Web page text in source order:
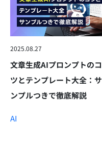
2025.08.27
文章生成AIプロンプトのコ
ツとテンプレート大全：サ
ンプルつきで徹底解説
AI